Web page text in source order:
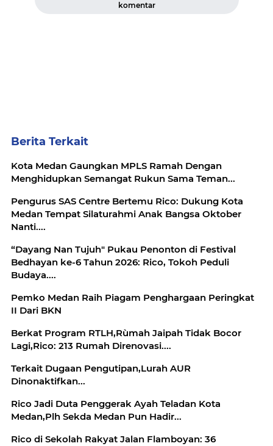
komentar
Berita Terkait
Kota Medan Gaungkan MPLS Ramah Dengan
Menghidupkan Semangat Rukun Sama Teman...
Pengurus SAS Centre Bertemu Rico: Dukung Kota
Medan Tempat Silaturahmi Anak Bangsa Oktober
Nanti....
“Dayang Nan Tujuh" Pukau Penonton di Festival
Bedhayan ke-6 Tahun 2026: Rico, Tokoh Peduli
Budaya....
Pemko Medan Raih Piagam Penghargaan Peringkat
II Dari BKN
Berkat Program RTLH,Rùmah Jaipah Tidak Bocor
Lagi,Rico: 213 Rumah Direnovasi....
Terkait Dugaan Pengutipan,Lurah AUR
Dinonaktifkan...
Rico Jadi Duta Penggerak Ayah Teladan Kota
Medan,Plh Sekda Medan Pun Hadir...
Rico di Sekolah Rakyat Jalan Flamboyan: 36